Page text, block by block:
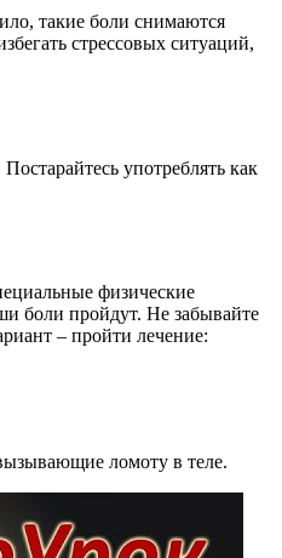
такие боли снимаются
стрессовых ситуаций,
употреблять как
физические
боли пройдут. Не забывайте
– пройти лечение:
ломоту в теле.